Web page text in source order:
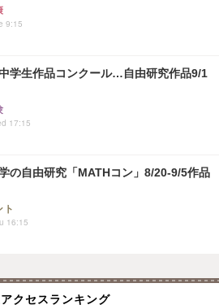
9:15
学生作品コンクール…自由研究作品9/1
17:15
の自由研究「MATHコン」8/20-9/5作品
ト
16:15
クセスランキング